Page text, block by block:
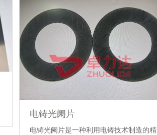
电铸光阑片
电铸光阑片是一种利用电铸技术制造的精